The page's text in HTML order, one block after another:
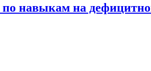
по навыкам на